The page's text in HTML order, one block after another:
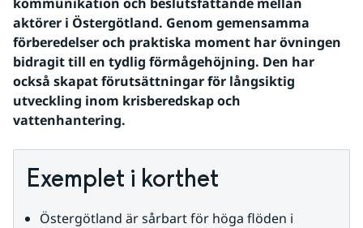
aktörer i Östergötland. Genom gemensamma
förberedelser och praktiska moment har övningen
bidragit till en tydlig förmågehöjning. Den har
också skapat förutsättningar för långsiktig
utveckling inom krisberedskap och
vattenhantering.
Exemplet i korthet
Östergötland är sårbart för höga flöden i